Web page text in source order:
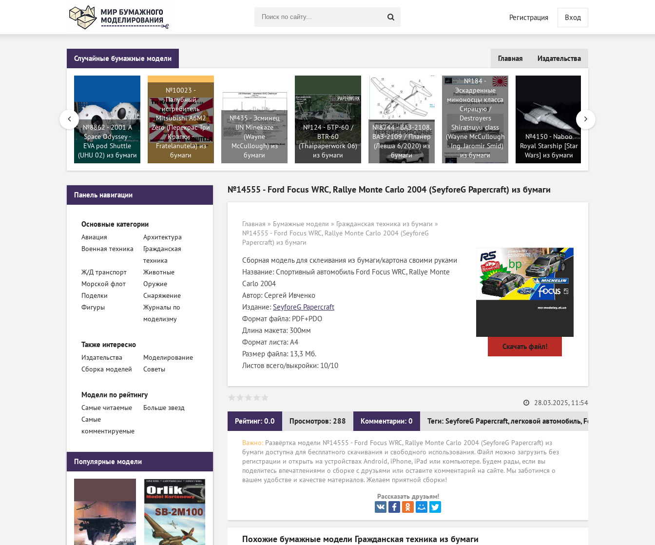
Регистрация Вход
Случайные бумажные модели Издательства
Главная
№8862 - 2001 A
Space Odyssey -
EVA pod Shuttle
(UHU 02) из бумаги
№10023 -
Палубный
истребитель
Mitsubishi A6M2
Zero (Перекрас Три
Крапки -
Fratelanutela) из
бумаги
№435 - Эсминец
IJN Minekaze
(Wayne
McCullough) из
бумаги
№124 - БТР-60 /
BTR-60
(Thaipaperwork 06)
из бумаги
№8744 - ВАЗ-2108,
ВАЗ-2109 / Планер
(Левша 6/2020) из
бумаги
№184 -
Эскадренные
миноносцы класса
Сирацую /
Destroyers
Shiratsuyu class
(Wayne McCullough
- Ing. Jaromir Smid)
из бумаги
№4150 - Naboo
Royal Starship [Star
Wars] из бумаги
№14555 - Ford Focus WRC, Rallye Monte Carlo 2004 (SeyforeG Papercraft) из бумаги
Главная » Бумажные модели » Гражданская техника из бумаги »
№14555 - Ford Focus WRC, Rallye Monte Carlo 2004 (SeyforeG
Papercraft) из бумаги
Сборная модель для склеивания из бумаги/картона своими руками
Название: Спортивный автомобиль Ford Focus WRC, Rallye Monte
Carlo 2004
Автор: Сергей Ивченко
Издание: SeyforeG Papercraft
Формат файла: PDF+PDO
Длина макета: 300мм
Формат листа: А4
Размер файла: 13,3 Мб.
Листов всего/выкройки: 10/10
Скачать файл!
Рейтинг: 0.0 Просмотров: 288 Комментарии: 0 Теги: SeyforeG Papercraft,легковой автомобиль, Ford
28.03.2025, 11:54
Важно: Развёртка модели №14555 - Ford Focus WRC, Rallye Monte Carlo 2004 (SeyforeG Papercraft) из
бумаги доступна для бесплатного скачивания и свободного использования. Файл можно загрузить без
регистрации и открыть на устройствах Android, iPhone, iPad или компьютере. Будем рады, если вы
поделитесь впечатлениями о сборке с друзьями или оставите комментарий на сайте. Мы заботимся о
вашем удобстве и качестве материалов. Желаем приятной сборки!
Рассказать друзьям!
Похожие бумажные модели Гражданская техника из бумаги
Панель навигации
Основные категории
Авиация
Архитектура
Военная техника
Гражданская
техника
Ж/Д транспорт
Животные
Морской флот
Оружие
Поделки
Снаряжение
Фигуры
Журналы по
моделизму
Также интересно
Издательства
Моделирование
Сборка моделей
Советы
Модели по рейтингу
Самые читаемые
Больше звезд
Самые
комментируемые
Популярные модели